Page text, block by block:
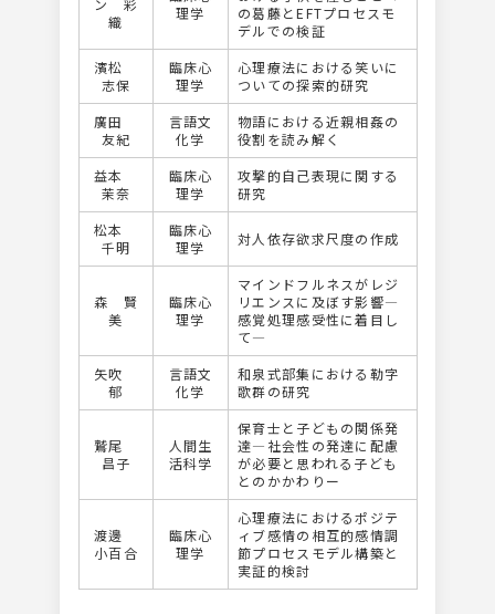
ン 彩
織
理学
の葛藤とEFTプロセスモ
デルでの検証
濱松
志保
臨床心
理学
心理療法における笑いに
ついての探索的研究
廣田
友紀
言語文
化学
物語における近親相姦の
役割を読み解く
益本
茉奈
臨床心
理学
攻撃的自己表現に関する
研究
松本
千明
臨床心
理学
対人依存欲求尺度の作成
森 賢
美
臨床心
理学
マインドフルネスがレジ
リエンスに及ぼす影響―
感覚処理感受性に着目し
て―
矢吹
郁
言語文
化学
和泉式部集における勒字
歌群の研究
鷲尾
昌子
人間生
活科学
保育士と子どもの関係発
達―社会性の発達に配慮
が必要と思われる子ども
とのかかわりー
渡邊
小百合
臨床心
理学
心理療法におけるポジテ
ィブ感情の相互的感情調
節プロセスモデル構築と
実証的検討